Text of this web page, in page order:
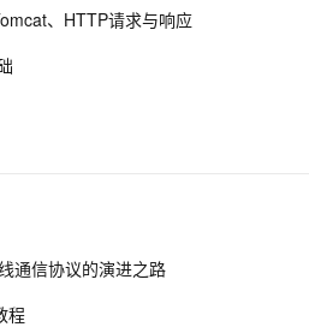
DTD/xhtml1-strict.dtd">
DTD/xhtml1-strict.dtd">
、HTTP请求与响应
通信协议的演进之路
程